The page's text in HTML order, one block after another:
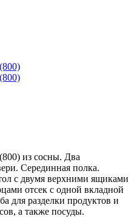
из сосны. Два
Серединная полка.
с двумя верхними ящиками
отсек с одной вкладной
для разделки продуктов и
а также посуды.